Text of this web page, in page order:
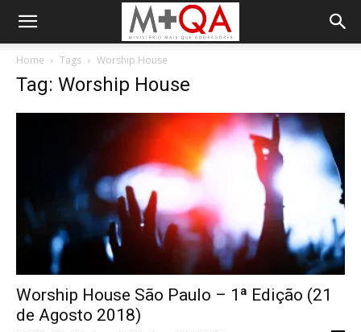
Home Tags Worship House
Tag: Worship House
Worship House São Paulo – 1ª Edição (21
de Agosto 2018)